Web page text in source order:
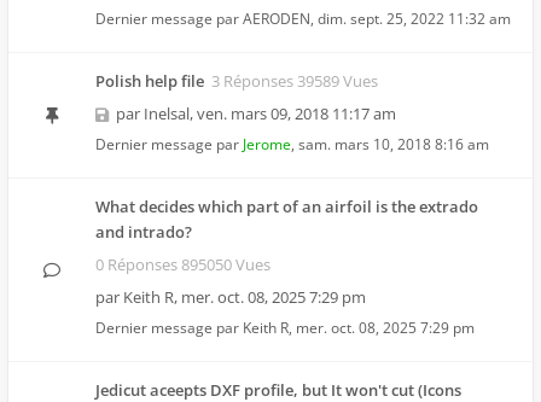
Dernier message parAERODEN, dim. sept. 25, 2022 11:32 am
Polish help file 3 Réponses 39589 Vues
par Inelsal,ven. mars 09, 2018 11:17 am
Dernier message par Jerome, sam. mars 10, 2018 8:16 am
What decides which part of an airfoil is the extrado
and intrado?
0 Réponses 895050 Vues
par Keith R, mer. oct. 08, 2025 7:29 pm
Dernier message par Keith R, mer. oct. 08, 2025 7:29 pm
Jedicut aceepts DXF profile, but It won't cut (Icons